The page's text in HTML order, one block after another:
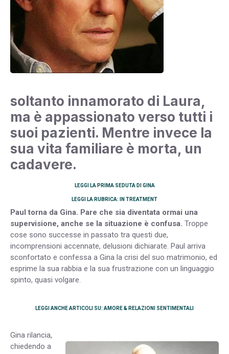
soltanto innamorato di Laura,
ma è appassionato verso tutti i
suoi pazienti. Mentre invece la
sua vita familiare è morta, un
cadavere.
LEGGI LA PRIMA SEDUTA DI GINA
LEGGI LA RUBRICA: IN TREATMENT
Paul torna da Gina. Pare che sia diventata ormai una
supervisione, anche se la situazione è confusa. Troppe
cose sono successe in passato tra questi due,
incomprensioni accennate, delusioni dichiarate. Paul arriva
sconfortato e confessa a Gina la crisi del suo matrimonio, ed
esprime la sua rabbia e la sua frustrazione con un linguaggio
spinto, quasi volgare.
LEGGI ANCHE ARTICOLI SU: AMORE & RELAZIONI SENTIMENTALI
Gina rilancia,
chiedendo a